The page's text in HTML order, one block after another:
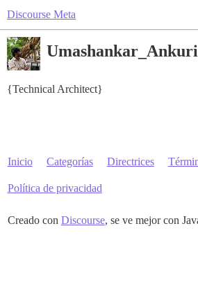
Discourse Meta
Umashankar_Ankuri
{Technical Architect}
Inicio Categorías Directrices
Política de privacidad
Creado con Discourse, se ve mejor con